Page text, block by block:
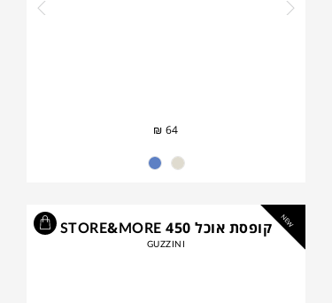
₪ 64
NEW קופסת אוכל STORE&MORE 450
GUZZINI